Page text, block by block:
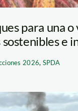
para una o
e
2026, SPDA